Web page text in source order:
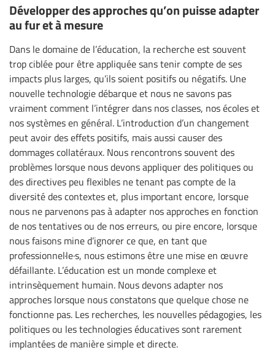
Développer des approches qu’on puisse adapter
au fur et à mesure
Dans le domaine de l’éducation, la recherche est souvent
trop ciblée pour être appliquée sans tenir compte de ses
impacts plus larges, qu’ils soient positifs ou négatifs. Une
nouvelle technologie débarque et nous ne savons pas
vraiment comment l’intégrer dans nos classes, nos écoles et
nos systèmes en général. L’introduction d’un changement
peut avoir des effets positifs, mais aussi causer des
dommages collatéraux. Nous rencontrons souvent des
problèmes lorsque nous devons appliquer des politiques ou
des directives peu flexibles ne tenant pas compte de la
diversité des contextes et, plus important encore, lorsque
nous ne parvenons pas à adapter nos approches en fonction
de nos tentatives ou de nos erreurs, ou pire encore, lorsque
nous faisons mine d’ignorer ce que, en tant que
professionnel·le·s, nous estimons être une mise en œuvre
défaillante. L’éducation est un monde complexe et
intrinsèquement humain. Nous devons adapter nos
approches lorsque nous constatons que quelque chose ne
fonctionne pas. Les recherches, les nouvelles pédagogies, les
politiques ou les technologies éducatives sont rarement
implantées de manière simple et directe.